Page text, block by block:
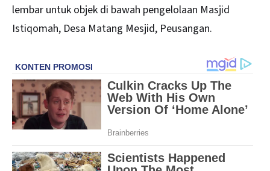
lembar untuk objek di bawah pengelolaan Masjid
Istiqomah, Desa Matang Mesjid, Peusangan.